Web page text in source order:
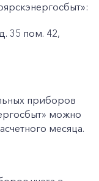
35 пом. 42,
приборов
можно
месяца.